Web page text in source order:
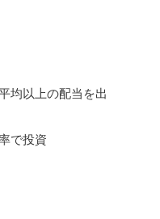
均以上の配当を出
で投資